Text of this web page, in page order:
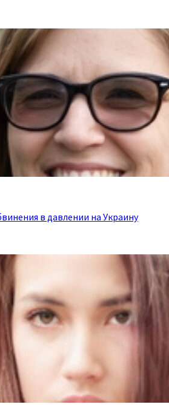
в давлении на Украину